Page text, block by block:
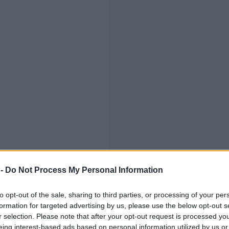
Do Not Process My Personal Information
opt-out of the sale, sharing to third parties, or processing of your
for targeted advertising by us, please use the below opt-out
selection. Please note that after your opt-out request is processed
interest-based ads based on personal information utilized by us
rilevante con
aPerugia , una
in Umbria, la Nazione
delle regole e dei valori",